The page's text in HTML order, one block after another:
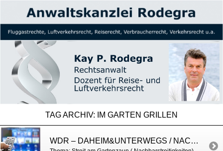
TAG ARCHIV: IM GARTEN GRILLEN
WDR – DAHEIM&UNTERWEGS / NACHBARSTREITIGKEITEN